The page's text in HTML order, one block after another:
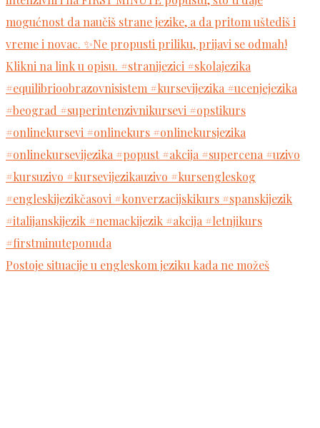
Postoje situacije u engleskom jeziku kada ne možeš